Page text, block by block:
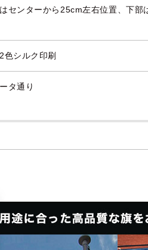
はセンターから25cm左右位置、下部
色シルク印刷
タ通り